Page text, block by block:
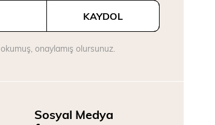
KAYDOL
okumuş, onaylamış olursunuz.
Sosyal Medya